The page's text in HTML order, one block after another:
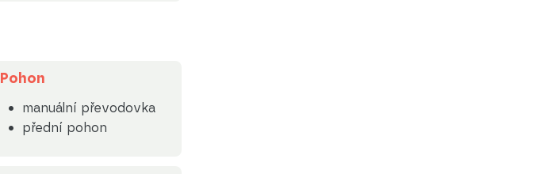
Pohon
manuální převodovka
přední pohon